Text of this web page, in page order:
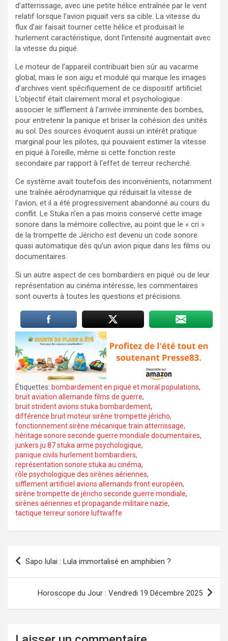
d’atterrissage, avec une petite hélice entraînée par le vent
relatif lorsque l’avion piquait vers sa cible. La vitesse du
flux d’air faisait tourner cette hélice et produisait le
hurlement caractéristique, dont l’intensité augmentait avec
la vitesse du piqué.
Le moteur de l’appareil contribuait bien sûr au vacarme
global, mais le son aigu et modulé qui marque les images
d’archives vient spécifiquement de ce dispositif artificiel.
L’objectif était clairement moral et psychologique :
associer le sifflement à l’arrivée imminente des bombes,
pour entretenir la panique et briser la cohésion des unités
au sol. Des sources évoquent aussi un intérêt pratique
marginal pour les pilotes, qui pouvaient estimer la vitesse
en piqué à l’oreille, même si cette fonction reste
secondaire par rapport à l’effet de terreur recherché.
Ce système avait toutefois des inconvénients, notamment
une traînée aérodynamique qui réduisait la vitesse de
l’avion, et il a été progressivement abandonné au cours du
conflit. Le Stuka n’en a pas moins conservé cette image
sonore dans la mémoire collective, au point que le « cri »
de la trompette de Jéricho est devenu un code sonore
quasi automatique dès qu’un avion pique dans les films ou
documentaires.​
Si un autre aspect de ces bombardiers en piqué ou de leur
représentation au cinéma intéresse, les commentaires
sont ouverts à toutes les questions et précisions.
Étiquettes: bombardement en piqué et moral populations,
bruit aviation allemande films de guerre,
bruit strident avions stuka bombardement,
différence bruit moteur sirène trompette jéricho,
fonctionnement sirène mécanique train atterrissage,
héritage sonore seconde guerre mondiale documentaires,
junkers ju 87 stuka arme psychologique,
panique civils hurlement bombardiers,
représentation sonore stuka au cinéma,
rôle psychologique des sirènes aériennes,
sifflement artificiel avions allemands front européen,
sirène trompette de jéricho seconde guerre mondiale,
sirènes aériennes et propagande militaire nazie,
tactique terreur sonore luftwaffe
Navigation
l’article
Sapo lulai : Lula immortalisé en amphibien ?
Horoscope du Jour : Vendredi 19 Décembre 2025